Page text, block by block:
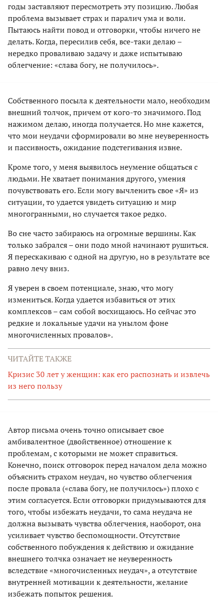
годы заставляют пересмотреть эту позицию. Любая
проблема вызывает страх и паралич ума и воли.
Пытаюсь найти повод и отговорки, чтобы ничего не
делать. Когда, пересилив себя, все-таки делаю –
нередко проваливаю задачу и даже испытываю
облегчение: «слава богу, не получилось».
Собственного посыла к деятельности мало, необходим
внешний толчок, причем от кого-то значимого. Под
нажимом делаю, иногда получается. Но мне кажется,
что мои неудачи сформировали во мне неуверенность
и пассивность, ожидание подстегивания извне.
Кроме того, у меня выявилось неумение общаться с
людьми. Не хватает понимания другого, умения
почувствовать его. Если могу вычленить свое «Я» из
ситуации, то удается увидеть ситуацию и мир
многогранными, но случается такое редко.
Во сне часто забираюсь на огромные вершины. Как
только забрался – они подо мной начинают рушиться.
Я перескакиваю с одной на другую, но в результате все
равно лечу вниз.
Я уверен в своем потенциале, знаю, что могу
измениться. Когда удается избавиться от этих
комплексов – сам собой восхищаюсь. Но сейчас это
редкие и локальные удачи на унылом фоне
многочисленных провалов».
ЧИТАЙТЕ ТАКЖЕ
Кризис 30 лет у женщин: как его распознать и извлечь
из него пользу
Автор письма очень точно описывает свое
амбивалентное (двойственное) отношение к
проблемам, с которыми не может справиться.
Конечно, поиск отговорок перед началом дела можно
объяснить страхом неудач, но чувство облегчения
после провала («слава богу, не получилось») плохо с
этим согласуется. Если отговорки придумываются для
того, чтобы избежать неудачи, то сама неудача не
должна вызывать чувства облегчения, наоборот, она
усиливает чувство беспомощности. Отсутствие
собственного побуждения к действию и ожидание
внешнего толчка означает не неуверенность
вследствие «многочисленных неудач», а отсутствие
внутренней мотивации к деятельности, желание
избежать попыток решения.